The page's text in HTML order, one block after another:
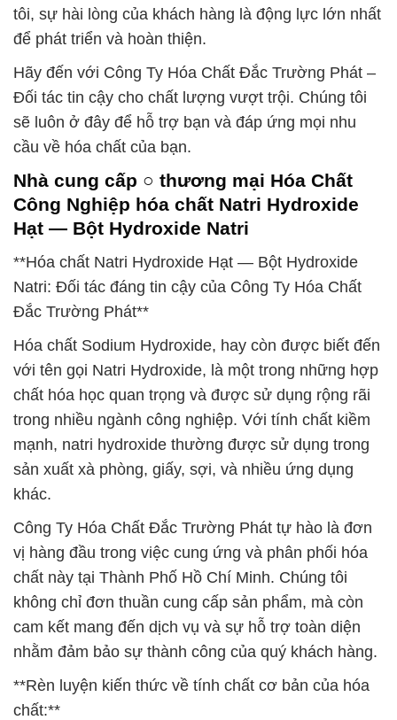
tôi, sự hài lòng của khách hàng là động lực lớn nhất
để phát triển và hoàn thiện.
Hãy đến với Công Ty Hóa Chất Đắc Trường Phát –
Đối tác tin cậy cho chất lượng vượt trội. Chúng tôi
sẽ luôn ở đây để hỗ trợ bạn và đáp ứng mọi nhu
cầu về hóa chất của bạn.
Nhà cung cấp ○ thương mại Hóa Chất
Công Nghiệp hóa chất Natri Hydroxide
Hạt — Bột Hydroxide Natri
**Hóa chất Natri Hydroxide Hạt — Bột Hydroxide
Natri: Đối tác đáng tin cậy của Công Ty Hóa Chất
Đắc Trường Phát**
Hóa chất Sodium Hydroxide, hay còn được biết đến
với tên gọi Natri Hydroxide, là một trong những hợp
chất hóa học quan trọng và được sử dụng rộng rãi
trong nhiều ngành công nghiệp. Với tính chất kiềm
mạnh, natri hydroxide thường được sử dụng trong
sản xuất xà phòng, giấy, sợi, và nhiều ứng dụng
khác.
Công Ty Hóa Chất Đắc Trường Phát tự hào là đơn
vị hàng đầu trong việc cung ứng và phân phối hóa
chất này tại Thành Phố Hồ Chí Minh. Chúng tôi
không chỉ đơn thuần cung cấp sản phẩm, mà còn
cam kết mang đến dịch vụ và sự hỗ trợ toàn diện
nhằm đảm bảo sự thành công của quý khách hàng.
**Rèn luyện kiến thức về tính chất cơ bản của hóa
chất:**